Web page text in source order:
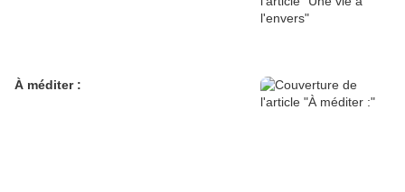
À méditer :